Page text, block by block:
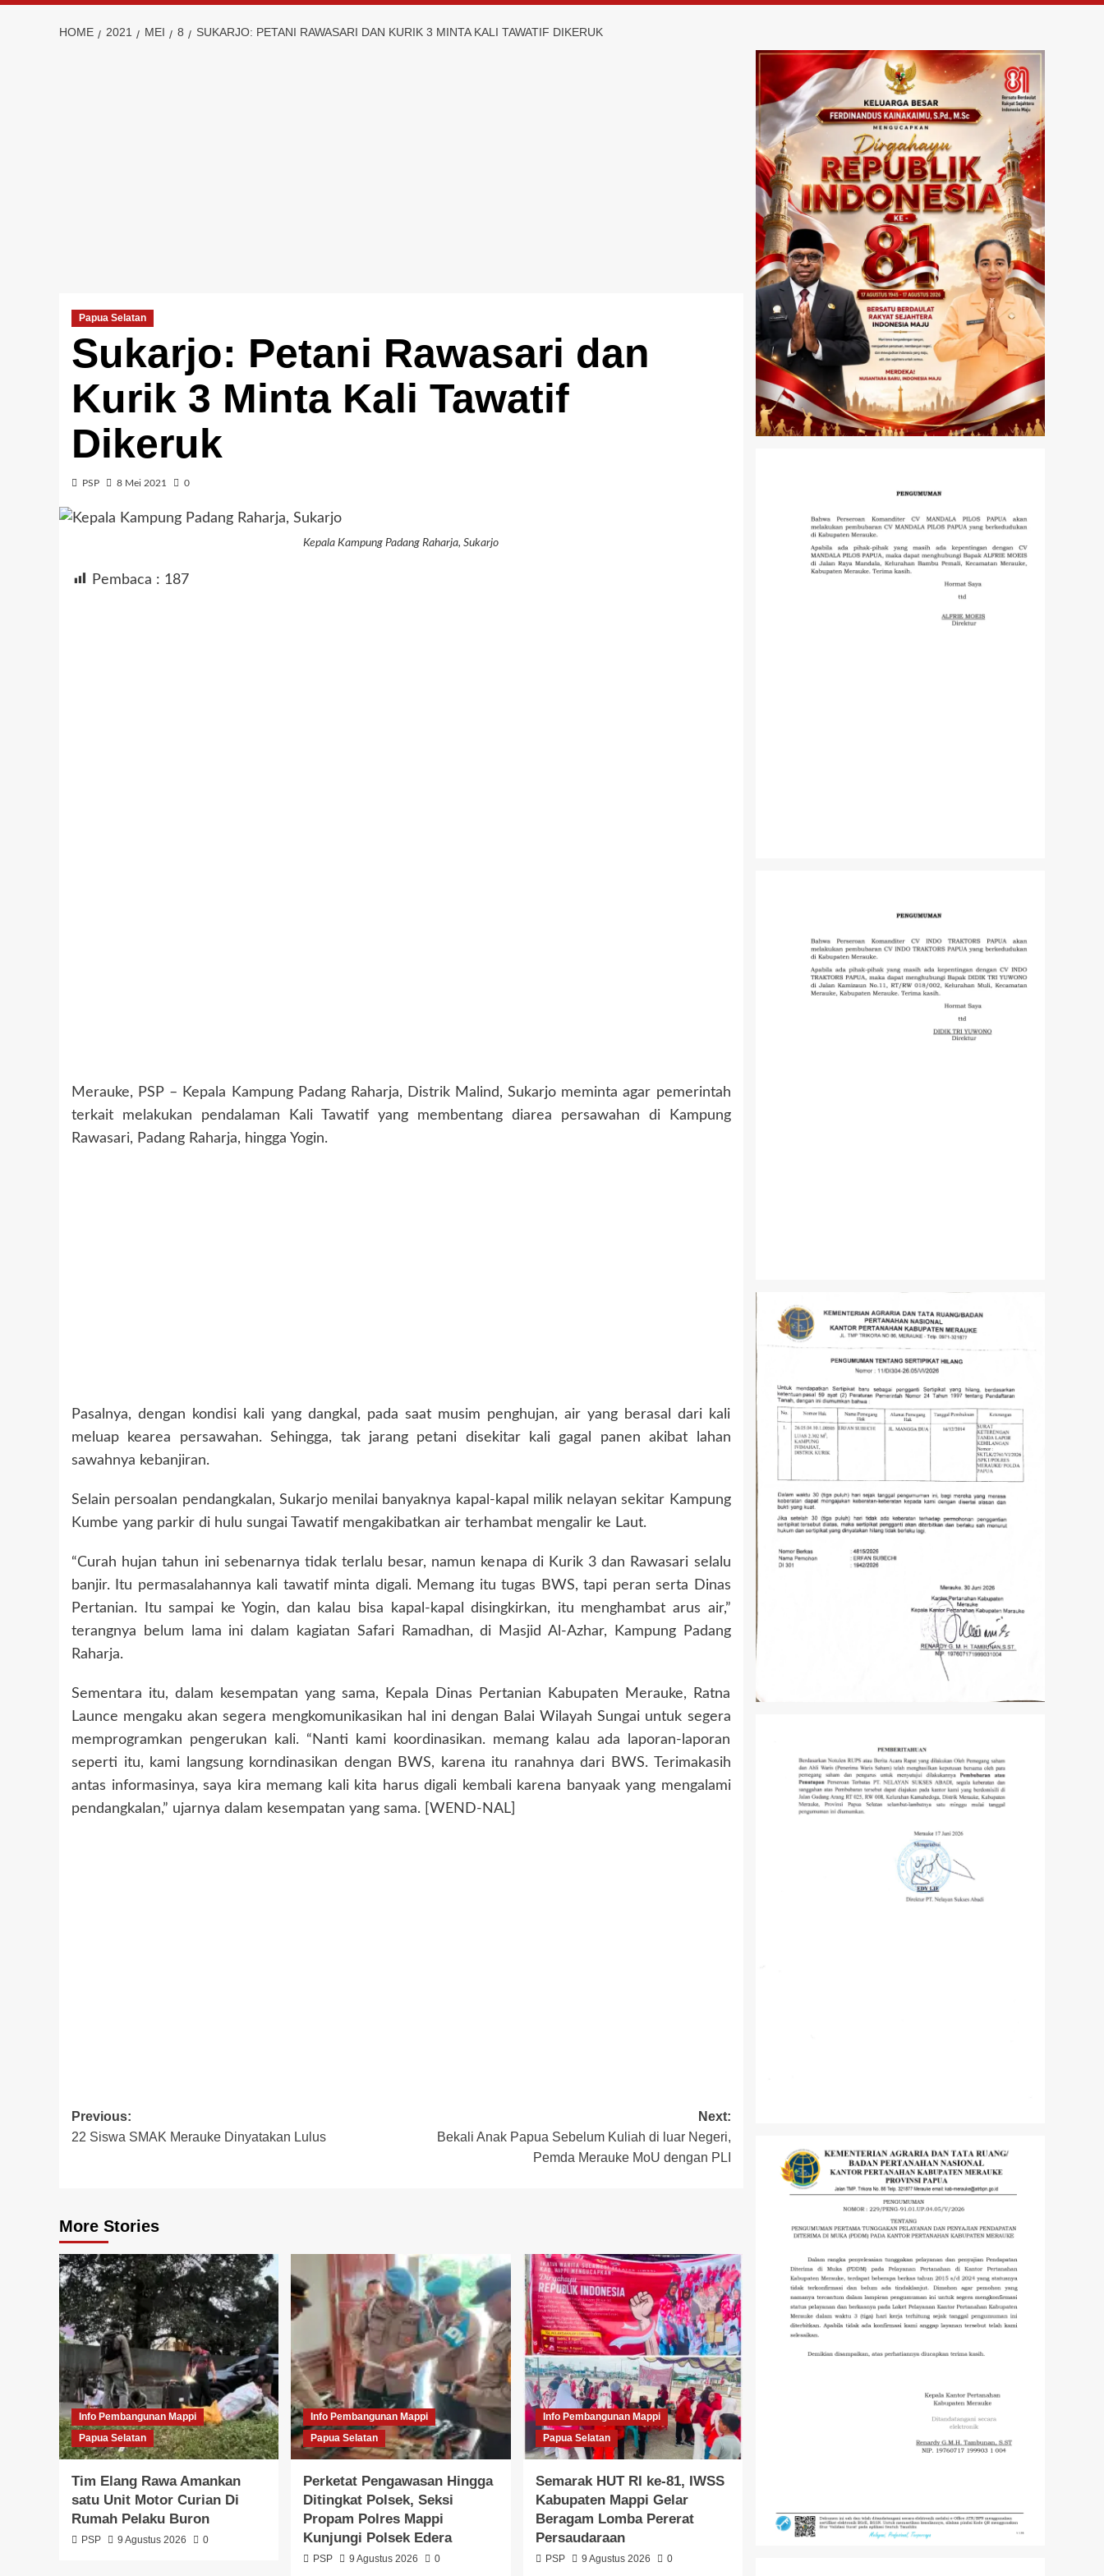
HOME 2021 MEI 8 SUKARJO: PETANI RAWASARI DAN KURIK 3 MINTA KALI TAWATIF DIKERUK
Papua Selatan
Sukarjo: Petani Rawasari dan
Kurik 3 Minta Kali Tawatif
Dikeruk
PSP 8 Mei 2021 0
Kepala Kampung Padang Raharja, Sukarjo
Pembaca : 187
Merauke, PSP – Kepala Kampung Padang Raharja, Distrik Malind, Sukarjo meminta agar pemerintah
terkait melakukan pendalaman Kali Tawatif yang membentang diarea persawahan di Kampung
Rawasari, Padang Raharja, hingga Yogin.
Pasalnya, dengan kondisi kali yang dangkal, pada saat musim penghujan, air yang berasal dari kali
meluap kearea persawahan. Sehingga, tak jarang petani disekitar kali gagal panen akibat lahan
sawahnya kebanjiran.
Selain persoalan pendangkalan, Sukarjo menilai banyaknya kapal-kapal milik nelayan sekitar Kampung
Kumbe yang parkir di hulu sungai Tawatif mengakibatkan air terhambat mengalir ke Laut.
“Curah hujan tahun ini sebenarnya tidak terlalu besar, namun kenapa di Kurik 3 dan Rawasari selalu
banjir. Itu permasalahannya kali tawatif minta digali. Memang itu tugas BWS, tapi peran serta Dinas
Pertanian. Itu sampai ke Yogin, dan kalau bisa kapal-kapal disingkirkan, itu menghambat arus air,”
terangnya belum lama ini dalam kagiatan Safari Ramadhan, di Masjid Al-Azhar, Kampung Padang
Raharja.
Sementara itu, dalam kesempatan yang sama, Kepala Dinas Pertanian Kabupaten Merauke, Ratna
Launce mengaku akan segera mengkomunikasikan hal ini dengan Balai Wilayah Sungai untuk segera
memprogramkan pengerukan kali. “Nanti kami koordinasikan. memang kalau ada laporan-laporan
seperti itu, kami langsung korndinasikan dengan BWS, karena itu ranahnya dari BWS. Terimakasih
antas informasinya, saya kira memang kali kita harus digali kembali karena banyaak yang mengalami
pendangkalan,” ujarnya dalam kesempatan yang sama. [WEND-NAL]
Post
navigation
Previous:
22 Siswa SMAK Merauke Dinyatakan Lulus
Next:
Bekali Anak Papua Sebelum Kuliah di luar Negeri,
Pemda Merauke MoU dengan PLI
More Stories
Info Pembangunan Mappi
Papua Selatan
Tim Elang Rawa Amankan
satu Unit Motor Curian Di
Rumah Pelaku Buron
PSP 9 Agustus 2026 0
Info Pembangunan Mappi
Papua Selatan
Perketat Pengawasan Hingga
Ditingkat Polsek, Seksi
Propam Polres Mappi
Kunjungi Polsek Edera
PSP 9 Agustus 2026 0
Info Pembangunan Mappi
Papua Selatan
Semarak HUT RI ke-81, IWSS
Kabupaten Mappi Gelar
Beragam Lomba Pererat
Persaudaraan
PSP 9 Agustus 2026 0